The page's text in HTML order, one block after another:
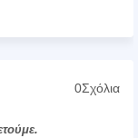
0Σχόλια